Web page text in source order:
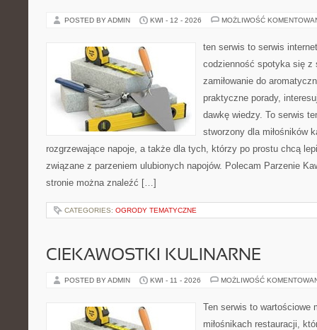
POSTED BY ADMIN KWI - 12 - 2026 MOŻLIWOŚĆ
ten serwis to serwis
codzienność spotyka się z
zamiłowanie do
praktyczne porady,
dawkę wiedzy. To serwis
stworzony dla miłośników
rozgrzewające napoje, a także dla tych, którzy po prostu chcą
związane z parzeniem ulubionych napojów. Polecam Parzenie
stronie można znaleźć […]
CATEGORIES: OGRODY TEMATYCZNE
CIEKAWOSTKI KULINARNE
POSTED BY ADMIN KWI - 11 - 2026 MOŻLIWOŚĆ
Ten serwis to wartościowe
miłośnikach restauracji,